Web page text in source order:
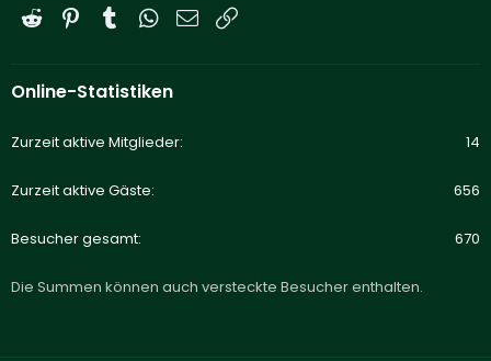
Reddit PinterestTumblrWhatsApp
E-Mail
Online-Statistiken
Zurzeit aktive Mitglieder 14
Zurzeit aktive Gäste 656
Besucher gesamt 670
Die Summen können auch versteckte Besucher enthalten.